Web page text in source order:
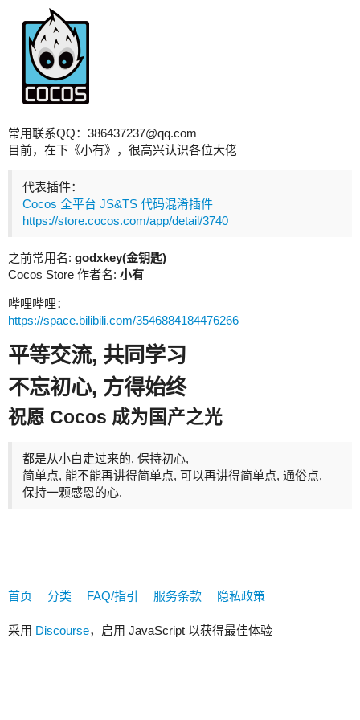
Cocos小有
常用联系QQ：386437237@qq.com
目前，在下《小有》，很高兴认识各位大佬
代表插件：
Cocos 全平台 JS&TS 代码混淆插件
https://store.cocos.com/app/detail/3740
之前常用名: godxkey(金钥匙)
Cocos Store 作者名: 小有
哔哩哔哩：
https://space.bilibili.com/3546884184476266
平等交流, 共同学习
不忘初心, 方得始终
祝愿 Cocos 成为国产之光
都是从小白走过来的, 保持初心,
简单点, 能不能再讲得简单点, 可以再讲得简单点, 通俗点,
保持一颗感恩的心.
首页 分类 FAQ/指引 服务条款 隐私政策
采用 Discourse，启用 JavaScript 以获得最佳体验